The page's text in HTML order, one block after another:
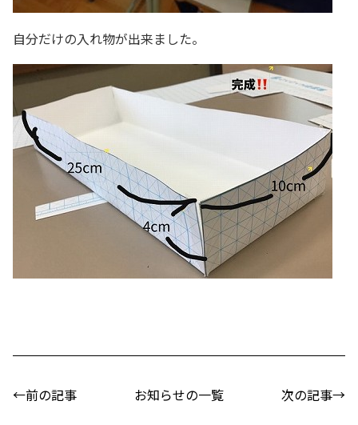
自分だけの入れ物が出来ました。
←前の記事 お知らせの一覧 次の記事→